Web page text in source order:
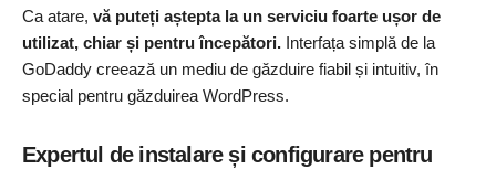
Ca atare, vă puteți aștepta la un serviciu foarte ușor de
utilizat, chiar și pentru începători. Interfața simplă de la
GoDaddy creează un mediu de găzduire fiabil și intuitiv, în
special pentru găzduirea WordPress.
Expertul de instalare și configurare pentru